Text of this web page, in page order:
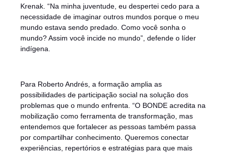
Krenak. “Na minha juventude, eu despertei cedo para a
necessidade de imaginar outros mundos porque o meu
mundo estava sendo predado. Como você sonha o
mundo? Assim você incide no mundo”, defende o líder
indígena.
Para Roberto Andrés, a formação amplia as
possibilidades de participação social na solução dos
problemas que o mundo enfrenta. “O BONDE acredita na
mobilização como ferramenta de transformação, mas
entendemos que fortalecer as pessoas também passa
por compartilhar conhecimento. Queremos conectar
experiências, repertórios e estratégias para que mais